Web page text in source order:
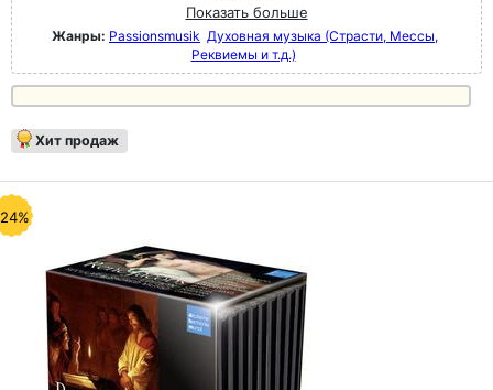
Показать больше
Жанры: Passionsmusik Духовная музыка (Страсти, Мессы,
Реквиемы и т.д.)
Хит продаж